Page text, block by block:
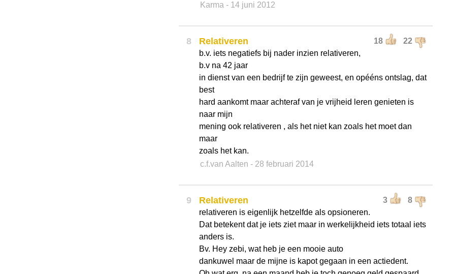
Karma - 14 juni 2012
8 18 22
Relativeren
b.v. iets negatiefs bij nader inzien relativeren,
b.v na 42 jaar
in dienst van een bedrijf te zijn geweest, en opééns ontslag, dat
best
hard aankomt maar achteraf van je vrijheid leren genieten is
naar mijn
mening ook relativeren , als het niet kan zoals het moet dan
maar
zoals het kan.
c.f.van Aalten - 28 februari 2014
9 3 8
Relativeren
relativeren is eigenlijk hetzelfde als opsioneren.
Dat betekent dat je iets ziet maar in werkelijkheid iets totaal iets
anders is.
Bv. Hey zebi, wat heb je een mooie auto
dankuwel maar de mijne is kapot gegaan in een actiedent.